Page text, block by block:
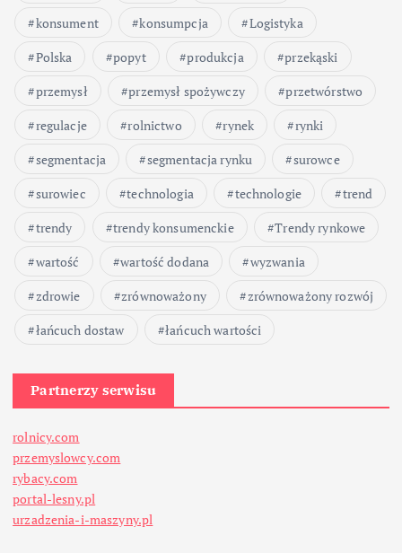
konsument
konsumpcja
Logistyka
Polska
popyt produkcja
przekąski
przemysł
przemysł spożywczy
przetwórstwo
regulacje
rolnictwo rynek
rynki
segmentacja
segmentacja rynku
surowce
surowiec
technologia technologie
trend
trendy
trendy konsumenckie
Trendy rynkowe
wartość
wartość dodana
wyzwania
zdrowie
zrównoważony
zrównoważony rozwój
łańcuch dostaw
łańcuch wartości
Partnerzy serwisu
rolnicy.com
przemyslowcy.com
rybacy.com
portal-lesny.pl
urzadzenia-i-maszyny.pl